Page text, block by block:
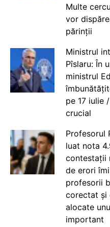
Multe
vor
părinții
Ministrul
Pîslaru: În
ministrul
pe 17 iulie
crucial
Profesorul
luat nota
contestații
de erori
profesorii
corectat și
alocate
important